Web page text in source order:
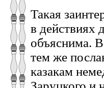
Такая
в действиях
объяснима.
тем же
казакам